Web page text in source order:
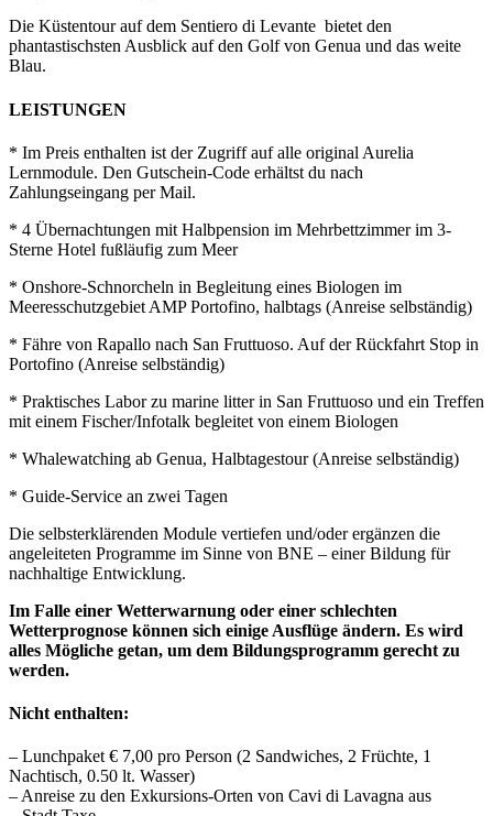
Die Küstentour auf dem Sentiero di Levante bietet den
phantastischsten Ausblick auf den Golf von Genua und das weite
Blau.
LEISTUNGEN
* Im Preis enthalten ist der Zugriff auf alle original Aurelia
Lernmodule. Den Gutschein-Code erhältst du nach
Zahlungseingang per Mail.
* 4 Übernachtungen mit Halbpension im Mehrbettzimmer im 3-
Sterne Hotel fußläufig zum Meer
* Onshore-Schnorcheln in Begleitung eines Biologen im
Meeresschutzgebiet AMP Portofino, halbtags (Anreise selbständig)
* Fähre von Rapallo nach San Fruttuoso. Auf der Rückfahrt Stop in
Portofino (Anreise selbständig)
* Praktisches Labor zu marine litter in San Fruttuoso und ein Treffen
mit einem Fischer/Infotalk begleitet von einem Biologen
* Whalewatching ab Genua, Halbtagestour (Anreise selbständig)
* Guide-Service an zwei Tagen
Die selbsterklärenden Module vertiefen und/oder ergänzen die
angeleiteten Programme im Sinne von BNE – einer Bildung für
nachhaltige Entwicklung.
Im Falle einer Wetterwarnung oder einer schlechten
Wetterprognose können sich einige Ausflüge ändern. Es wird
alles Mögliche getan, um dem Bildungsprogramm gerecht zu
werden.
Nicht enthalten:
– Lunchpaket € 7,00 pro Person (2 Sandwiches, 2 Früchte, 1
Nachtisch, 0.50 lt. Wasser)
– Anreise zu den Exkursions-Orten von Cavi di Lavagna aus